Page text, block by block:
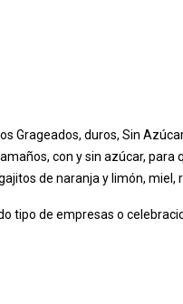
Grageados, duros, Sin
con y sin azúcar,
de naranja y limón, miel,
tipo de empresas o